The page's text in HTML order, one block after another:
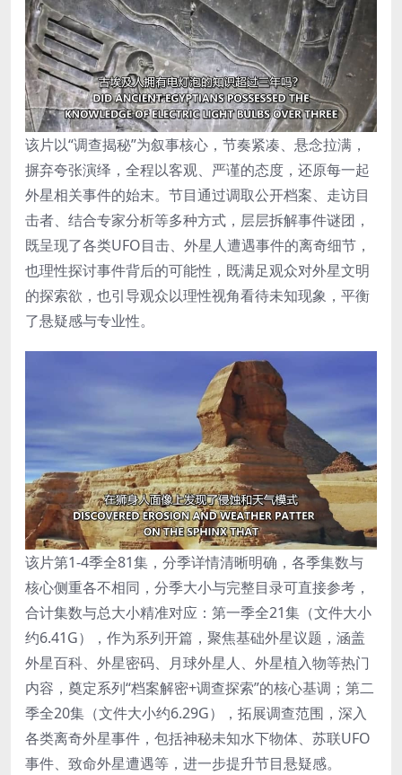
该片以“调查揭秘”为叙事核心，节奏紧凑、悬念拉满，
摒弃夸张演绎，全程以客观、严谨的态度，还原每一起
外星相关事件的始末。节目通过调取公开档案、走访目
击者、结合专家分析等多种方式，层层拆解事件谜团，
既呈现了各类UFO目击、外星人遭遇事件的离奇细节，
也理性探讨事件背后的可能性，既满足观众对外星文明
的探索欲，也引导观众以理性视角看待未知现象，平衡
了悬疑感与专业性。
该片第1-4季全81集，分季详情清晰明确，各季集数与
核心侧重各不相同，分季大小与完整目录可直接参考，
合计集数与总大小精准对应：第一季全21集（文件大小
约6.41G），作为系列开篇，聚焦基础外星议题，涵盖
外星百科、外星密码、月球外星人、外星植入物等热门
内容，奠定系列“档案解密+调查探索”的核心基调；第二
季全20集（文件大小约6.29G），拓展调查范围，深入
各类离奇外星事件，包括神秘未知水下物体、苏联UFO
事件、致命外星遭遇等，进一步提升节目悬疑感。